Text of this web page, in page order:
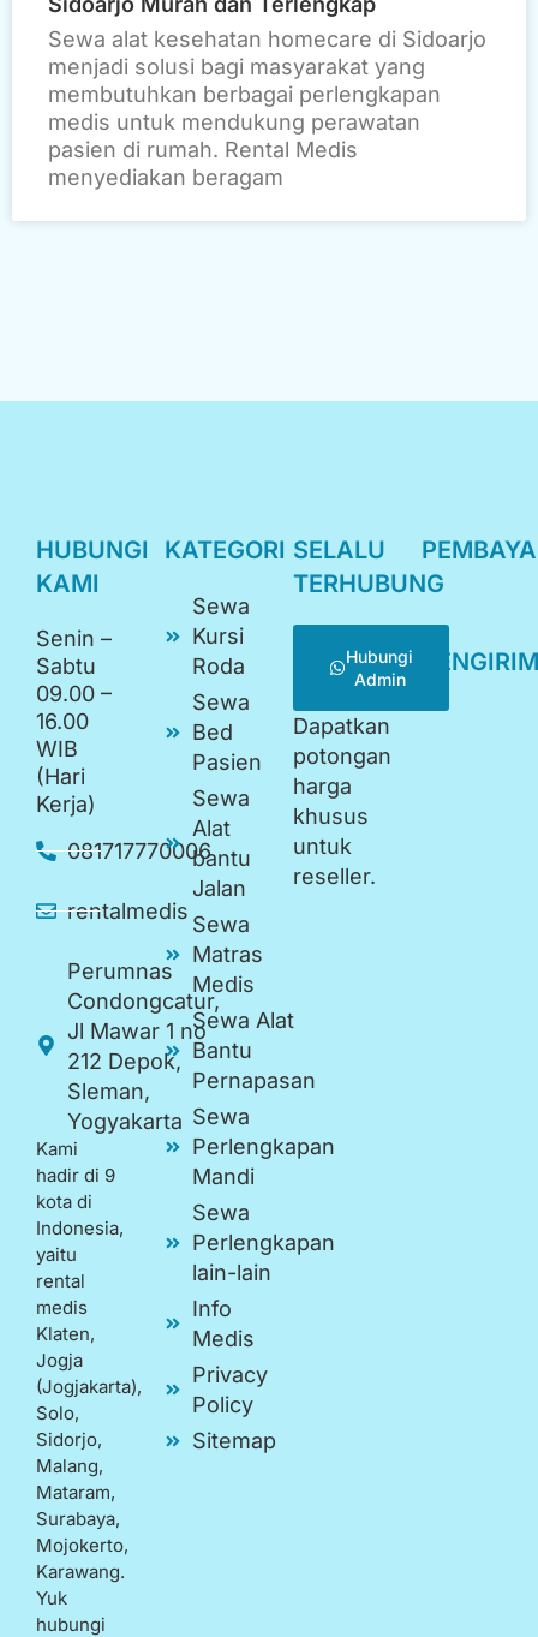
Sewa alat kesehatan homecare di Sidoarjo
menjadi solusi bagi masyarakat yang
membutuhkan berbagai perlengkapan
medis untuk mendukung perawatan
pasien di rumah. Rental Medis
menyediakan beragam
HUBUNGI
KAMI
Senin –
Sabtu
09.00 –
16.00
WIB
(Hari
Kerja)
081717770006
rentalmedis
Perumnas
Condongcatur,
Jl Mawar 1 no
212 Depok,
Sleman,
Yogyakarta
Kami
hadir di 9
kota di
Indonesia,
yaitu
rental
medis
Klaten,
Jogja
(Jogjakarta),
Solo,
Sidorjo,
Malang,
Mataram,
Surabaya,
Mojokerto,
Karawang.
Yuk
hubungi
KATEGORI
Sewa
Kursi
Roda
Sewa
Bed
Pasien
Sewa
Alat
bantu
Jalan
Sewa
Matras
Medis
Sewa Alat
Bantu
Pernapasan
Sewa
Perlengkapan
Mandi
Sewa
Perlengkapan
lain-lain
Info
Medis
Privacy
Policy
Sitemap
SELALU
TERHUBUNG
Hubungi
Admin
Dapatkan
potongan
harga
khusus
untuk
reseller.